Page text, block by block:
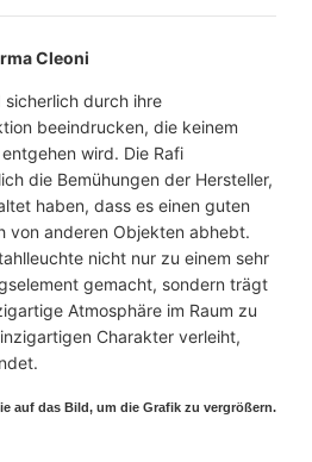
Cleoni
sicherlich durch ihre
beeindrucken, die keinem
wird. Die Rafi
die Bemühungen der Hersteller,
haben, dass es einen guten
von anderen Objekten abhebt.
nicht nur zu einem sehr
gemacht, sondern trägt
Atmosphäre im Raum zu
Charakter verleiht,
auf das Bild, um die Grafik zu vergrößern.